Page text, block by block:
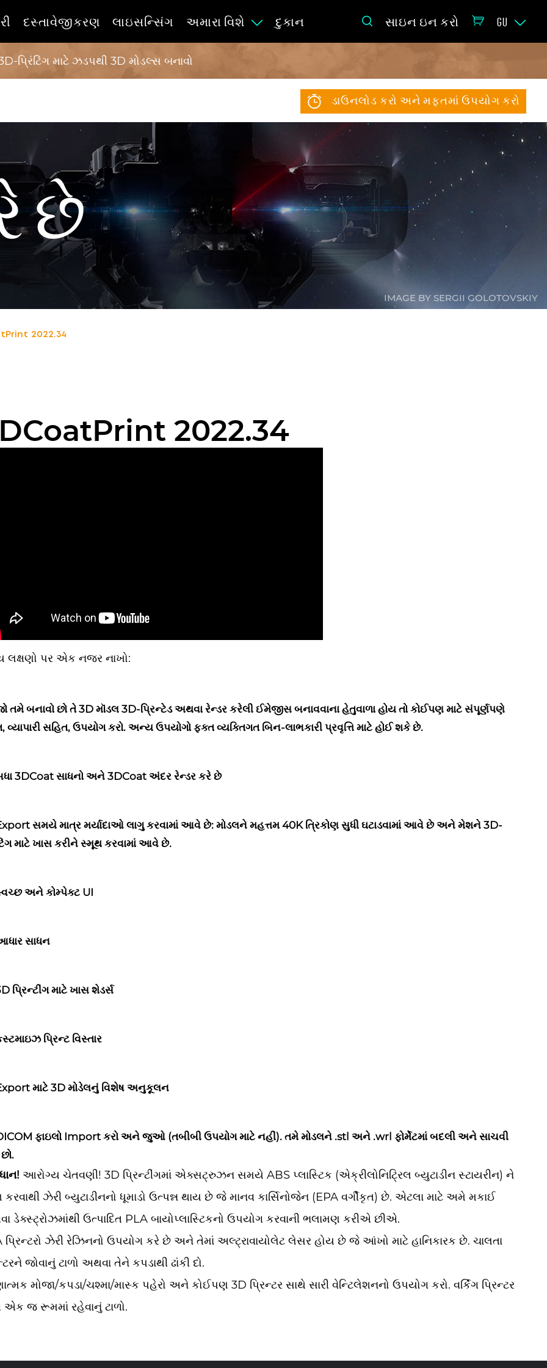
દસ્તાવેજીકરણ લાઇસન્સિંગ અમારા વિશે દુકાન સાઇન ઇન કરો GU
પ્રિંટિંગ માટે ઝડપથી 3D મોડલ્સ બનાવો
ડાઉનલોડ કરો અને મફતમાં ઉપયોગ કરો
IMAGE BY SERGII GOLOTOVSKIY
છે
2022.34
2022.34
લક્ષણો પર એક નજર નાખો:
તમે બનાવો છો તે 3D મૉડલ 3D-પ્રિન્ટેડ અથવા રેન્ડર કરેલી ઈમેજીસ બનાવવાના હેતુવાળા હોય તો કોઈપણ માટે સંપૂર્ણપણે
વ્યાપારી સહિત, ઉપયોગ કરો. અન્ય ઉપયોગો ફક્ત વ્યક્તિગત બિન-લાભકારી પ્રવૃત્તિ માટે હોઈ શકે છે.
3DCoat સાધનો અને 3DCoat અંદર રેન્ડર કરે છે
સમયે માત્ર મર્યાદાઓ લાગુ કરવામાં આવે છે: મોડલને મહત્તમ 40K ત્રિકોણ સુધી ઘટાડવામાં આવે છે અને મેશને 3D-
માટે ખાસ કરીને સ્મૂથ કરવામાં આવે છે.
અને કોમ્પેક્ટ UI
સાધન
પ્રિન્ટીંગ માટે ખાસ શેડર્સ
પ્રિન્ટ વિસ્તાર
માટે 3D મોડેલનું વિશેષ અનુકૂલન
ફાઇલો Import કરો અને જુઓ (તબીબી ઉપયોગ માટે નહીં). તમે મોડલને .stl અને .wrl ફોર્મેટમાં બદલી અને સાચવી
આરોગ્ય ચેતવણી! 3D પ્રિન્ટીંગમાં એક્સટ્રુઝન સમયે ABS પ્લાસ્ટિક (એક્રીલોનિટ્રિલ બ્યુટાડીન સ્ટાયરીન) ને
કરવાથી ઝેરી બ્યુટાડીનનો ધૂમાડો ઉત્પન્ન થાય છે જે માનવ કાર્સિનોજેન (EPA વર્ગીકૃત) છે. એટલા માટે અમે મકાઈ
ડેક્સ્ટ્રોઝમાંથી ઉત્પાદિત PLA બાયોપ્લાસ્ટિકનો ઉપયોગ કરવાની ભલામણ કરીએ છીએ.
પ્રિન્ટરો ઝેરી રેઝિનનો ઉપયોગ કરે છે અને તેમાં અલ્ટ્રાવાયોલેટ લેસર હોય છે જે આંખો માટે હાનિકારક છે. ચાલતા
જોવાનું ટાળો અથવા તેને કપડાથી ઢાંકી દો.
મોજા/કપડા/ચશ્મા/માસ્ક પહેરો અને કોઈપણ 3D પ્રિન્ટર સાથે સારી વેન્ટિલેશનનો ઉપયોગ કરો. વર્કિંગ પ્રિન્ટર
એક જ રૂમમાં રહેવાનું ટાળો.